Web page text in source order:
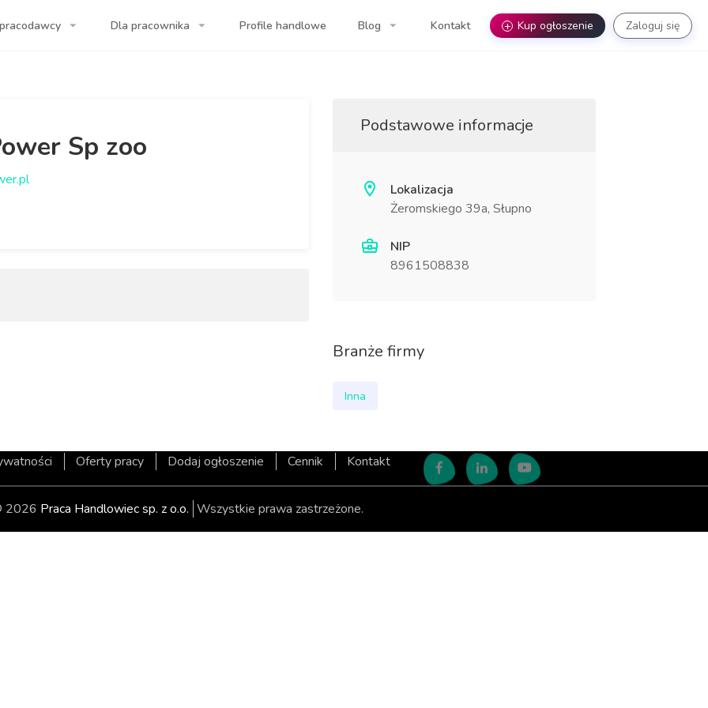
Twojej firmy! Dla pracownika Profile handlowe Blog Kontakt + Kup ogłoszenie Zaloguj się
Sp zoo
Podstawowe informacje
Lokalizacja
Żeromskiego 39a, Słupno
NIP
8961508838
Branże firmy
Inna
Oferty pracy Dodaj ogłoszenie Cennik Kontakt
2026 Praca Handlowiec sp. z o.o. Wszystkie prawa zastrzeżone.